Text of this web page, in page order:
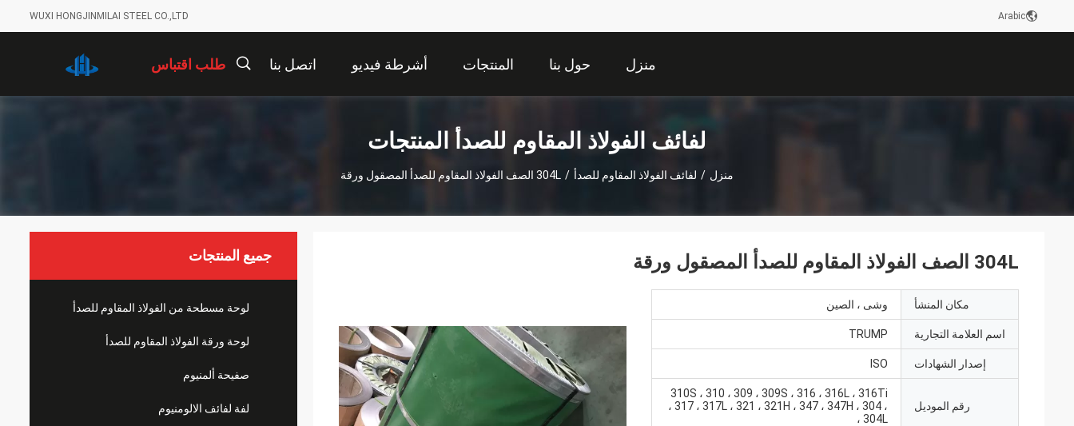
WUXI HONGJINMILAI STEEL CO.,LTD Arabic
منزل حول بنا المنتجات أشرطة فيديو اتصل بنا طلب اقتباس
لفائف الفولاذ المقاوم للصدأ المنتجات
منزل / لفائف الفولاذ المقاوم للصدأ / 304L الصف الفولاذ المقاوم للصدأ المصقول ورقة
جميع المنتجات
لوحة مسطحة من الفولاذ المقاوم للصدأ
لوحة ورقة الفولاذ المقاوم للصدأ
صفيحة ألمنيوم
لفة لفائف الالومنيوم
304L الصف الفولاذ المقاوم للصدأ المصقول ورقة
مكان المنشأ وشى ، الصين
اسم العلامة التجارية TRUMP
إصدار الشهادات ISO
رقم الموديل
310S ، 310 ، 309 ، 309S ، 316 ، 316L ، 316Ti
، 317 ، 317L ، 321 ، 321H ، 347 ، 347H ، 304 ،
304L ،